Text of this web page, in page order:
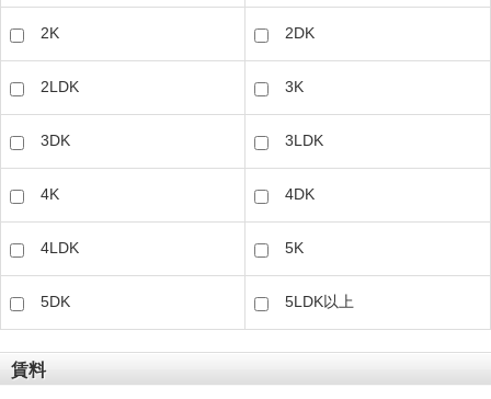
2K 2DK
2LDK 3K
3DK 3LDK
4K 4DK
4LDK 5K
5DK 5LDK以上
賃料